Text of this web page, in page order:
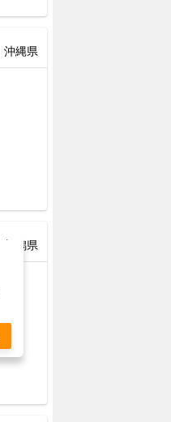
沖縄県
新潟県